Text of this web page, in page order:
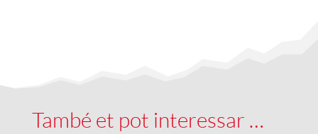
També et pot interessar …